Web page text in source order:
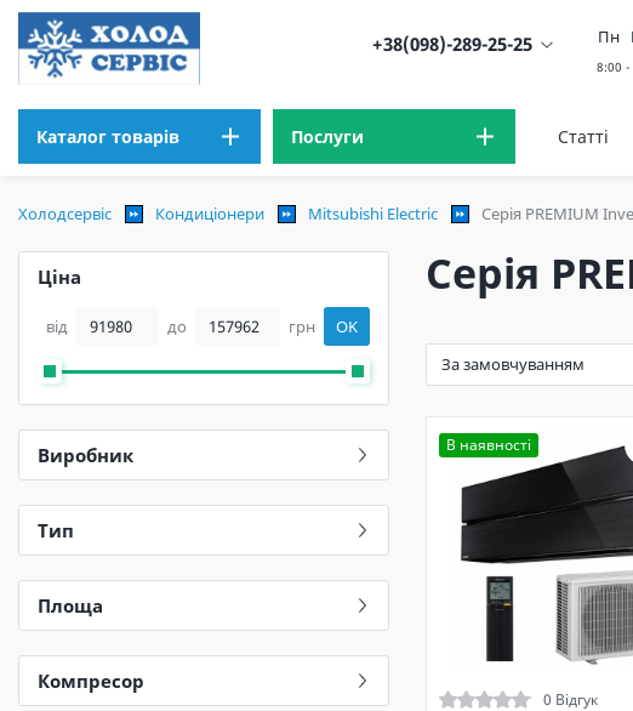
+38(098)-289-25-25 Пн
Каталог товарів Послуги Статті
Холодсервіс Кондиціонери Mitsubishi Electric Серія PREMIUM
Ціна
від до грн OK
Виробник
Тип
Площа
Компресор
Серія
В наявності
0 Відгук